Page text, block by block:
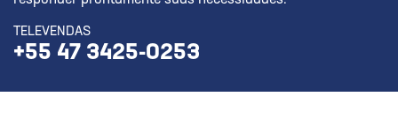
TELEVENDAS
+55 47 3425-0253